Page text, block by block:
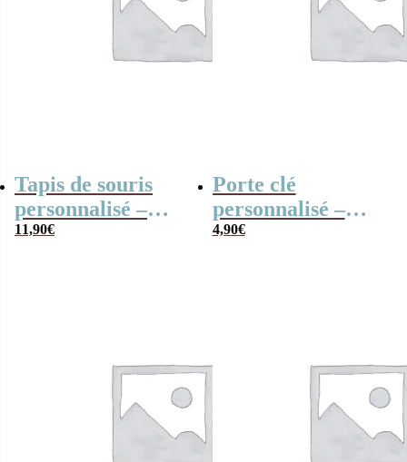
Tapis de souris
personnalisé –
Cadeau entreprise
11,90€
Porte clé
personnalisé –
Cadeau entreprise
4,90€